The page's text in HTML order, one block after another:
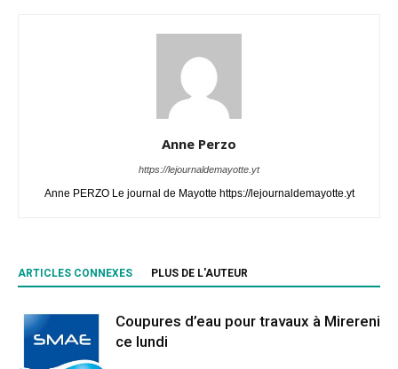
Anne Perzo
https://lejournaldemayotte.yt
Anne PERZO Le journal de Mayotte https://lejournaldemayotte.yt
ARTICLES CONNEXES PLUS DE L'AUTEUR
Coupures d’eau pour travaux à Mirereni
ce lundi